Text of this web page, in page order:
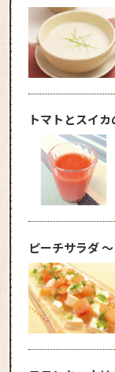
トマトとスイ
ピーチサラダ